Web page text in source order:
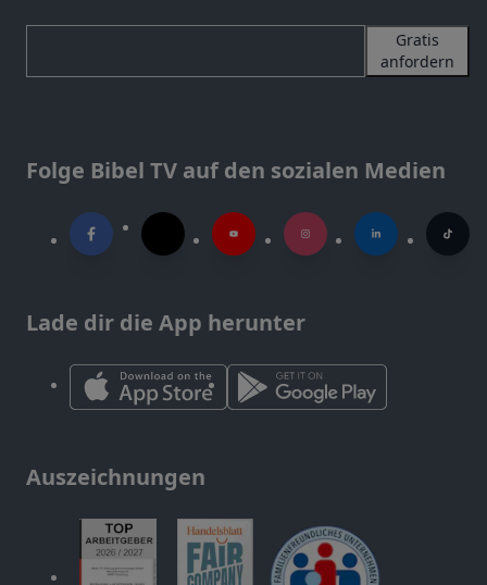
Gratis
anfordern
Folge Bibel TV auf den sozialen Medien
Lade dir die App herunter
Auszeichnungen